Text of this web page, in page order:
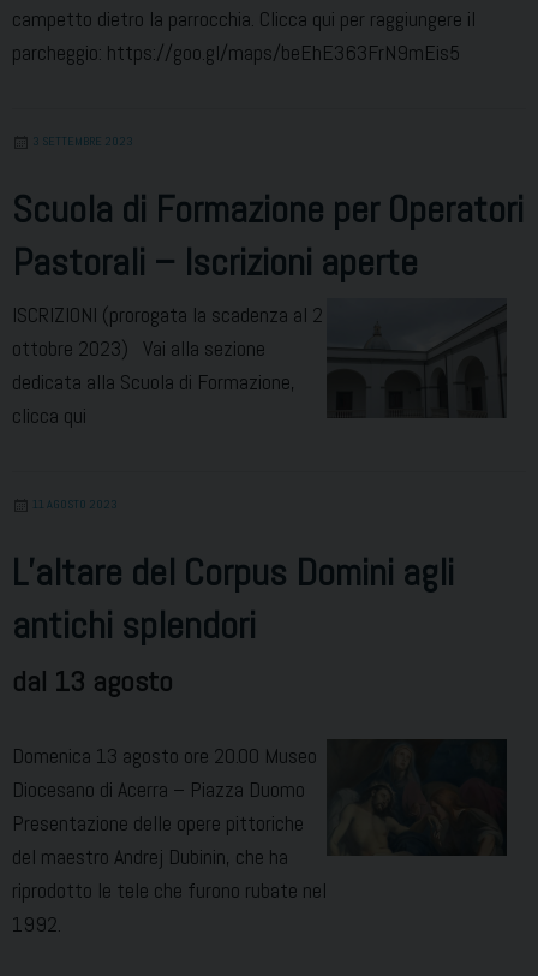
campetto dietro la parrocchia. Clicca qui per raggiungere il
parcheggio: https://goo.gl/maps/beEhE363FrN9mEis5
3 SETTEMBRE 2023
Scuola di Formazione per Operatori
Pastorali – Iscrizioni aperte
ISCRIZIONI (prorogata la scadenza al 2
ottobre 2023) Vai alla sezione
dedicata alla Scuola di Formazione,
clicca qui
11 AGOSTO 2023
L’altare del Corpus Domini agli
antichi splendori
dal 13 agosto
Domenica 13 agosto ore 20.00 Museo
Diocesano di Acerra – Piazza Duomo
Presentazione delle opere pittoriche
del maestro Andrej Dubinin, che ha
riprodotto le tele che furono rubate nel
1992.